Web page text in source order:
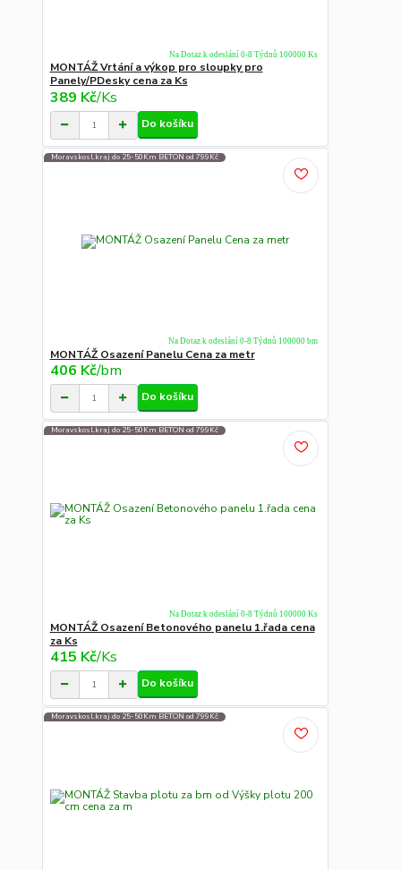
MONTÁŽ Vrtání a výkop pro sloupky pro
Panely/PDesky cena za Ks
389 Kč/Ks
Na Dotaz k odeslání 0-8 Týdnů 100000 Ks
Do košíku
Moravskosl.kraj do 25-50Km BETON od 799Kč
MONTÁŽ Osazení Panelu Cena za metr
406 Kč/bm
Na Dotaz k odeslání 0-8 Týdnů 100000 bm
Do košíku
Moravskosl.kraj do 25-50Km BETON od 799Kč
MONTÁŽ Osazení Betonového panelu 1.řada cena
za Ks
415 Kč/Ks
Na Dotaz k odeslání 0-8 Týdnů 100000 Ks
Do košíku
Moravskosl.kraj do 25-50Km BETON od 799Kč